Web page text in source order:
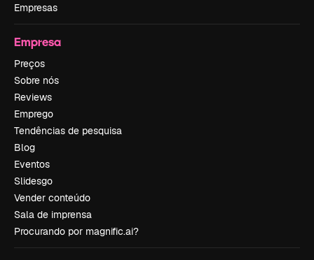
Empresas
Empresa
Preços
Sobre nós
Reviews
Emprego
Tendências de pesquisa
Blog
Eventos
Slidesgo
Vender conteúdo
Sala de imprensa
Procurando por magnific.ai?